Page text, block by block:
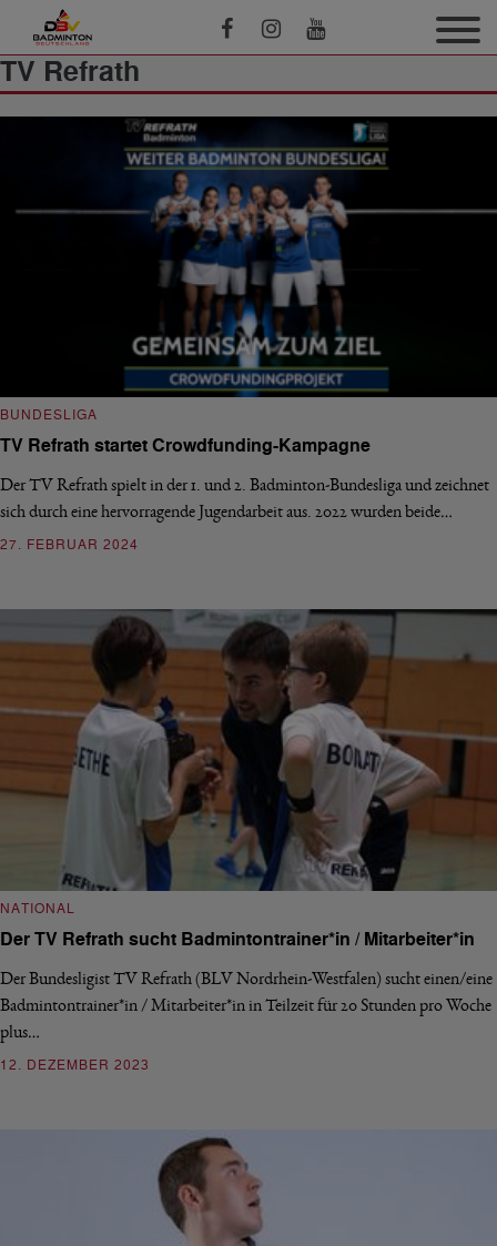
TV Refrath
BUNDESLIGA
TV Refrath startet Crowdfunding-Kampagne
Der TV Refrath spielt in der 1. und 2. Badminton-Bundesliga und zeichnet
sich durch eine hervorragende Jugendarbeit aus. 2022 wurden beide…
27. FEBRUAR 2024
NATIONAL
Der TV Refrath sucht Badmintontrainer*in / Mitarbeiter*in
Der Bundesligist TV Refrath (BLV Nordrhein-Westfalen) sucht einen/eine
Badmintontrainer*in / Mitarbeiter*in in Teilzeit für 20 Stunden pro Woche
plus…
12. DEZEMBER 2023